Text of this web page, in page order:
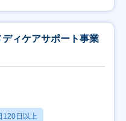
ィケアサポート事業
120日以上